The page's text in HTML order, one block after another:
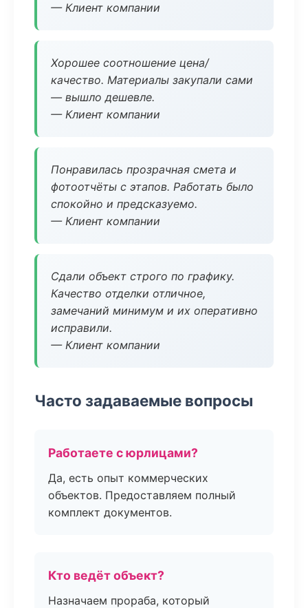
— Клиент компании
Хорошее соотношение цена/
качество. Материалы закупали сами
— вышло дешевле.
— Клиент компании
Понравилась прозрачная смета и
фотоотчёты с этапов. Работать было
спокойно и предсказуемо.
— Клиент компании
Сдали объект строго по графику.
Качество отделки отличное,
замечаний минимум и их оперативно
исправили.
— Клиент компании
Часто задаваемые вопросы
Работаете с юрлицами?
Да, есть опыт коммерческих
объектов. Предоставляем полный
комплект документов.
Кто ведёт объект?
Назначаем прораба, который